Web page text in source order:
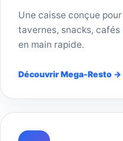
Une caisse conçue
tavernes, snacks,
en main rapide.
Découvrir Mega-Resto →